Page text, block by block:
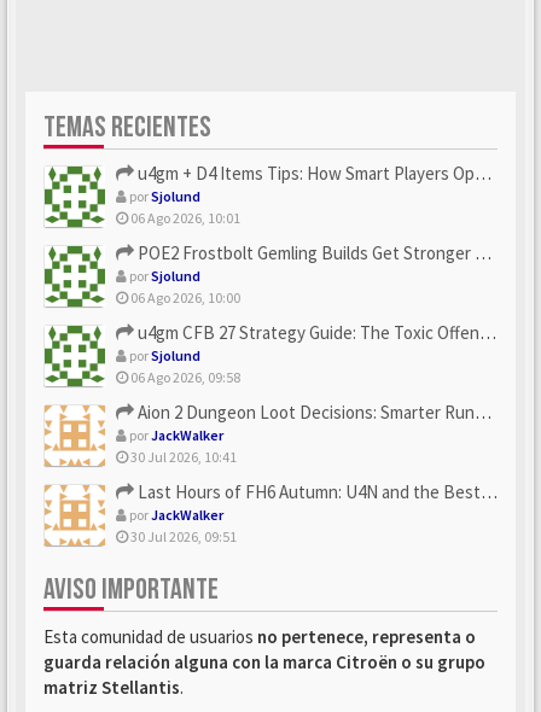
TEMAS RECIENTES
u4gm + D4 Items Tips: How Smart Players Optimize Gear, Build...
porSjolund
06 Ago 2026, 10:01
POE2 Frostbolt Gemling Builds Get Stronger With u4gm’s Ice C...
porSjolund
06 Ago 2026, 10:00
u4gm CFB 27 Strategy Guide: The Toxic Offensive Scheme Your ...
porSjolund
06 Ago 2026, 09:58
Aion 2 Dungeon Loot Decisions: Smarter Runs With U4N
porJackWalker
30 Jul 2026, 10:41
Last Hours of FH6 Autumn: U4N and the Best Rewards to Grab
porJackWalker
30 Jul 2026, 09:51
AVISO IMPORTANTE
Esta comunidad de usuarios no pertenece, representa o
guarda relación alguna con la marca Citroën o su grupo
matriz Stellantis.